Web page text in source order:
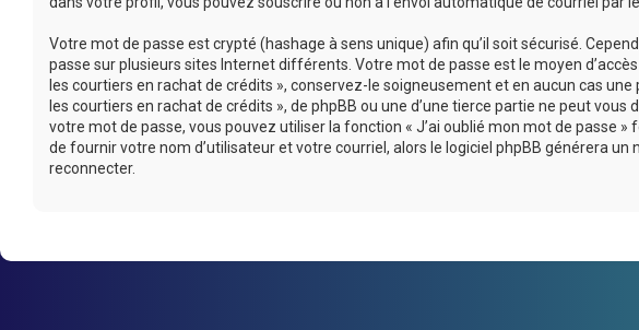
Votre mot de passe est crypté (hashage à sens unique) afin qu’il soit sécurisé.
passe sur plusieurs sites Internet différents. Votre mot de passe est le moyen
les courtiers en rachat de crédits », conservez-le soigneusement et en aucun cas
les courtiers en rachat de crédits », de phpBB ou une d’une tierce partie ne peut
votre mot de passe, vous pouvez utiliser la fonction « J’ai oublié mon mot de passe
de fournir votre nom d’utilisateur et votre courriel, alors le logiciel phpBB générera
reconnecter.